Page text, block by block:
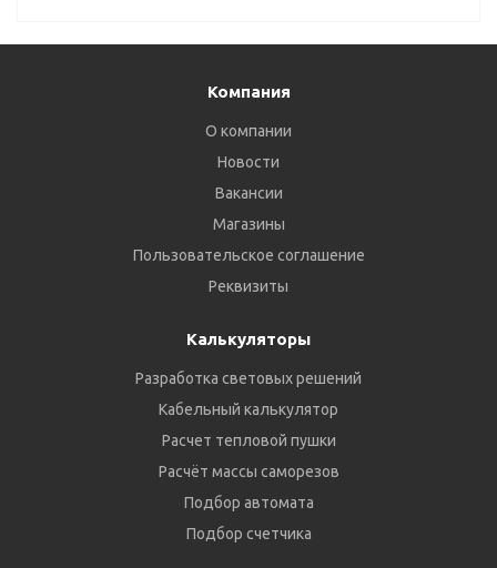
Компания
О компании
Новости
Вакансии
Магазины
Пользовательское соглашение
Реквизиты
Калькуляторы
Разработка световых решений
Кабельный калькулятор
Расчет тепловой пушки
Расчёт массы саморезов
Подбор автомата
Подбор счетчика